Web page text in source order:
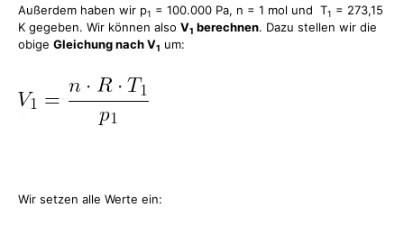
Außerdem haben wir p1 = 100.000 Pa, n = 1 mol und T1 = 273,15
K gegeben. Wir können also V1 berechnen. Dazu stellen wir die
obige Gleichung nach V1 um:
Wir setzen alle Werte ein: